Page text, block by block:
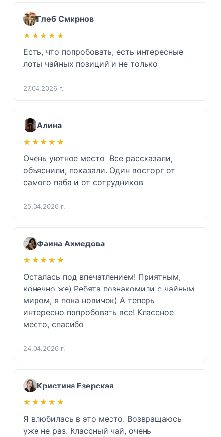
Глеб Смирнов
★★★★★
★★★★★
Есть, что попробовать, есть интересные
лоты чайных позиций и не только
27.04.2026 г.
Алина
★★★★★
★★★★★
Очень уютное место  Все рассказали,
объяснили, показали. Один восторг от
самого паба и от сотрудников
25.04.2026 г.
Фаина Ахмедова
★★★★★
★★★★★
Осталась под впечатлением! Приятным,
конечно же) Ребята познакомили с чайным
миром, я пока новичок) А теперь
интересно попробовать все! Классное
место, спасибо
24.04.2026 г.
Кристина Езерская
★★★★★
★★★★★
Я влюбилась в это место. Возвращаюсь
уже не раз. Классный чай, очень